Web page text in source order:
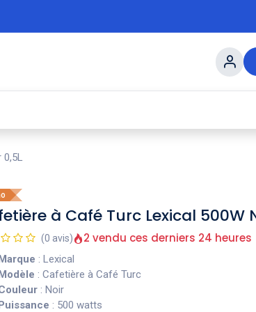
0,5L
à Café Turc Lexical 500W
(0 avis) 2 vendu ces derniers 24 heures
: Lexical
: Cafetière à Café Turc
: Noir
: 500 watts